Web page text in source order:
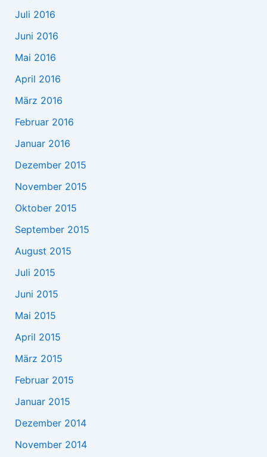
Juli 2016
Juni 2016
Mai 2016
April 2016
März 2016
Februar 2016
Januar 2016
Dezember 2015
November 2015
Oktober 2015
September 2015
August 2015
Juli 2015
Juni 2015
Mai 2015
April 2015
März 2015
Februar 2015
Januar 2015
Dezember 2014
November 2014